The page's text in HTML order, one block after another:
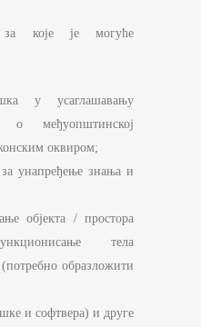
које је могуће
у усаглашавању
о међуопштинској
оквиром;
унапређење знања и
објекта / простора
тела
образложити
и софтвера) и друге